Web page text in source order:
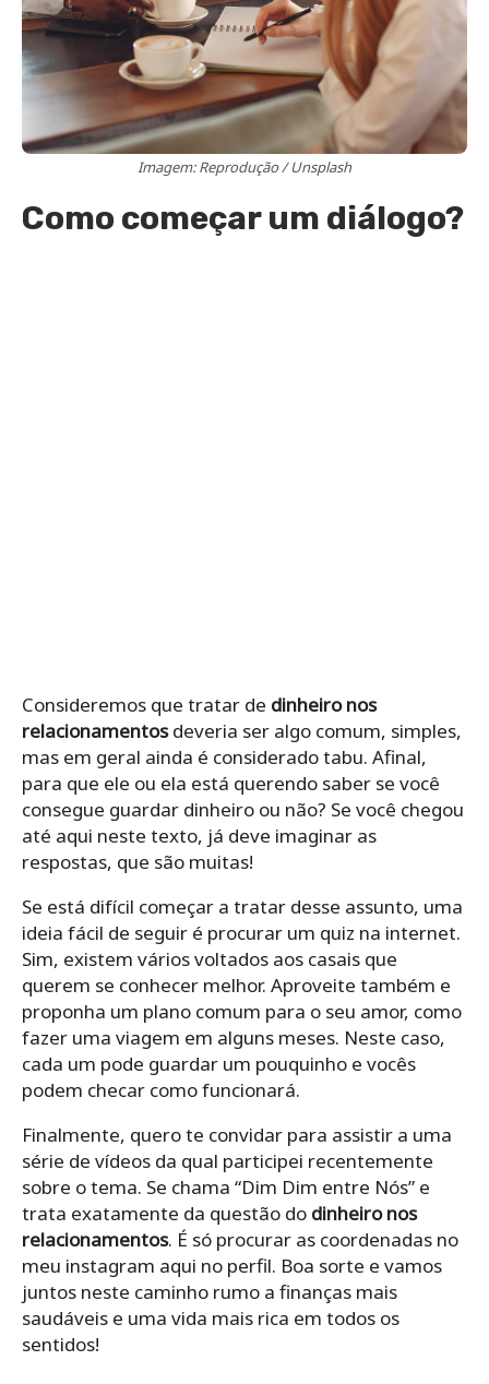
Imagem: Reprodução / Unsplash
Como começar um diálogo?
Consideremos que tratar de dinheiro nos
relacionamentosdeveria ser algo comum, simples,
mas em geral ainda é considerado tabu. Afinal,
para que ele ou ela está querendo saber se você
consegue guardar dinheiro ou não? Se você chegou
até aqui neste texto, já deve imaginar as
respostas, que são muitas!
Se está difícil começar a tratar desse assunto, uma
ideia fácil de seguir é procurar um quiz na internet.
Sim, existem vários voltados aos casais que
querem se conhecer melhor. Aproveite também e
proponha um plano comum para o seu amor, como
fazer uma viagem em alguns meses. Neste caso,
cada um pode guardar um pouquinho e vocês
podem checar como funcionará.
Finalmente, quero te convidar para assistir a uma
série de vídeos da qual participei recentemente
sobre o tema. Se chama “Dim Dim entre Nós” e
trata exatamente da questão do dinheiro nos
relacionamentos. É só procurar as coordenadas no
meu instagram aqui no perfil. Boa sorte e vamos
juntos neste caminho rumo a finanças mais
saudáveis e uma vida mais rica em todos os
sentidos!